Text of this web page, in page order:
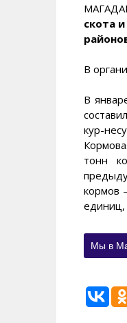
скота
В
В
кур-
тонн
кормов
единиц,
Мы в